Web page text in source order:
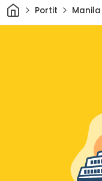
KotiinPortit Manila